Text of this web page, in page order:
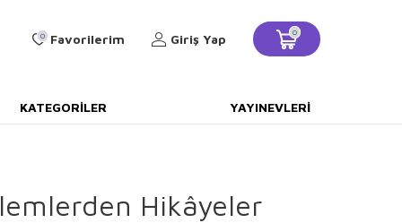
0 Favorilerim Giriş Yap 0
KATEGORILER YAYINEVLERI
Hikâyeler